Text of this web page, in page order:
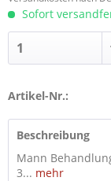
Sofort
Artikel-Nr.:
Beschreibung
Mann
3... mehr